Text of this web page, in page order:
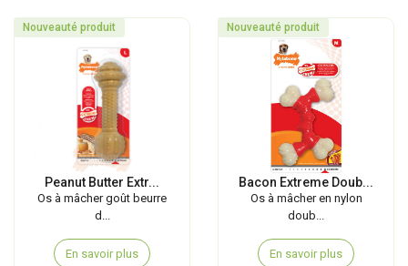
Nouveauté produit
Peanut Butter Extr...
Os à mâcher goût beurre
d...
En savoir plus
Nouveauté produit
Bacon Extreme Doub...
Os à mâcher en nylon
doub...
En savoir plus